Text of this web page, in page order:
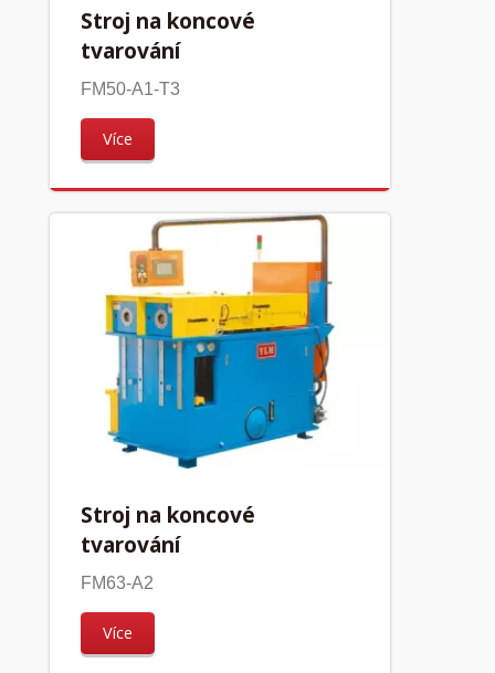
Stroj na koncové
tvarování
FM50-A1-T3
Více
Stroj na koncové
tvarování
FM63-A2
Více